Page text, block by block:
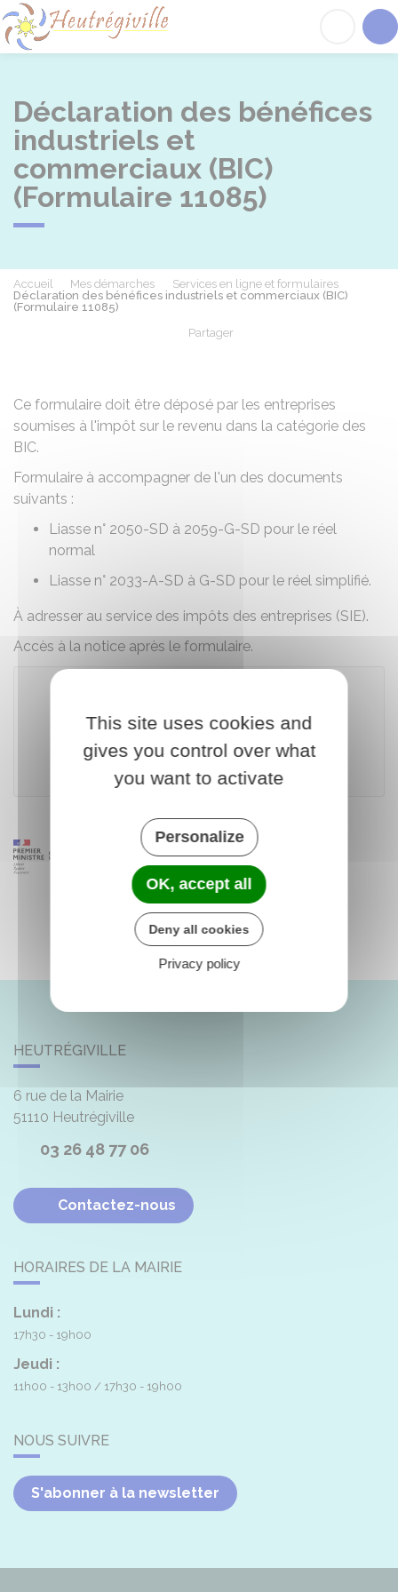
Déclaration des bénéfices
industriels et
commerciaux (BIC)
(Formulaire 11085)
Accueil Mes démarches
Services en ligne et formulaires
Déclaration des bénéfices industriels et commerciaux (BIC)
(Formulaire 11085)
Partager
Ce formulaire doit être déposé par les entreprises
soumises à l'impôt sur le revenu dans la catégorie des
BIC.
Formulaire à accompagner de l'un des documents
suivants :
Liasse n° 2050-SD à 2059-G-SD pour le réel
normal
Liasse n° 2033-A-SD à G-SD pour le réel simplifié.
À adresser au service des impôts des entreprises (SIE).
Accès à la notice après le formulaire.
Télécharger le formulaire
Ministère chargé des finances
HEUTRÉGIVILLE
6 rue de la Mairie
51110 Heutrégiville
03 26 48 77 06
Contactez-nous
HORAIRES DE LA MAIRIE
Lundi :
17h30 - 19h00
Jeudi :
11h00 - 13h00 17h30 - 19h00
NOUS SUIVRE
S'abonner à la newsletter
This site uses cookies and
gives you control over what
you want to activate
Personalize
OK, accept all
Deny all cookies
Privacy policy